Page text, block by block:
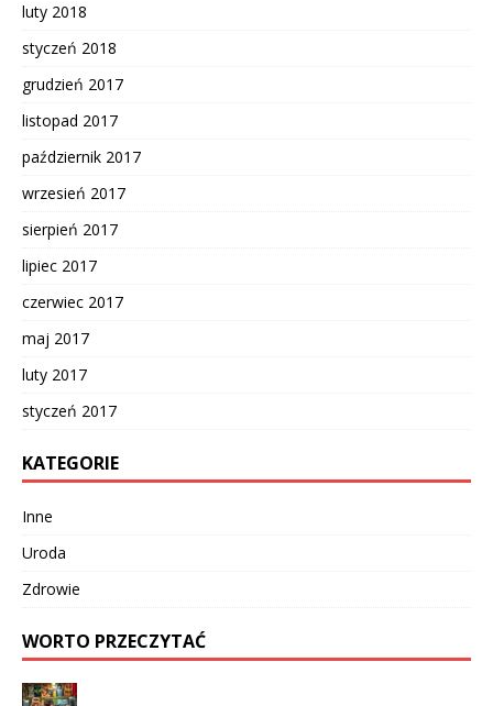
luty 2018
styczeń 2018
grudzień 2017
listopad 2017
październik 2017
wrzesień 2017
sierpień 2017
lipiec 2017
czerwiec 2017
maj 2017
luty 2017
styczeń 2017
KATEGORIE
Inne
Uroda
Zdrowie
WORTO PRZECZYTAĆ